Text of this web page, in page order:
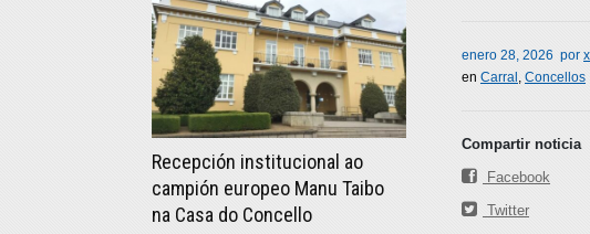
enero 28, 2026 por
en Carral , Concellos
Compartir noticia
Facebook
Twitter
Recepción institucional ao
campión europeo Manu Taibo
na Casa do Concello